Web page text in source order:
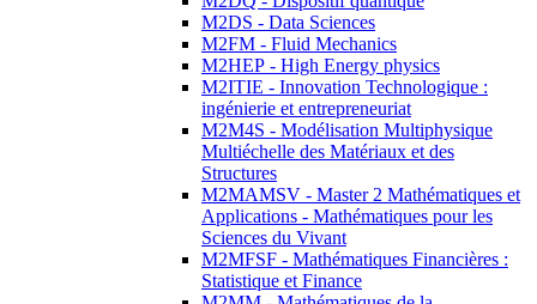
M2DS - Data Sciences
M2FM - Fluid Mechanics
M2HEP - High Energy physics
M2ITIE - Innovation Technologique :
ingénierie et entrepreneuriat
M2M4S - Modélisation Multiphysique
Multiéchelle des Matériaux et des
Structures
M2MAMSV - Master 2 Mathématiques et
Applications - Mathématiques pour les
Sciences du Vivant
M2MFSF - Mathématiques Financières :
Statistique et Finance